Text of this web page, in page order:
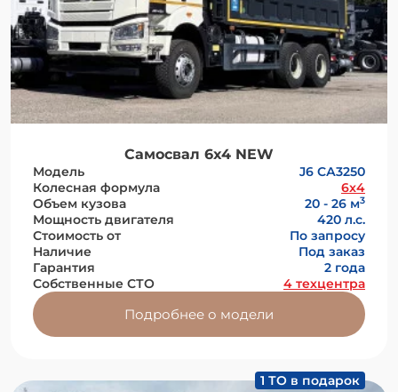
Самосвал 6х4 NEW
Модель
J6 СА3250
Колесная формула
6x4
Объем кузова
20 - 26 м3
Мощность двигателя
420 л.с.
Стоимость от
По запросу
Наличие
Под заказ
Гарантия
2 года
Собственные СТО
4 техцентра
Подробнее о модели
1 ТО в подарок